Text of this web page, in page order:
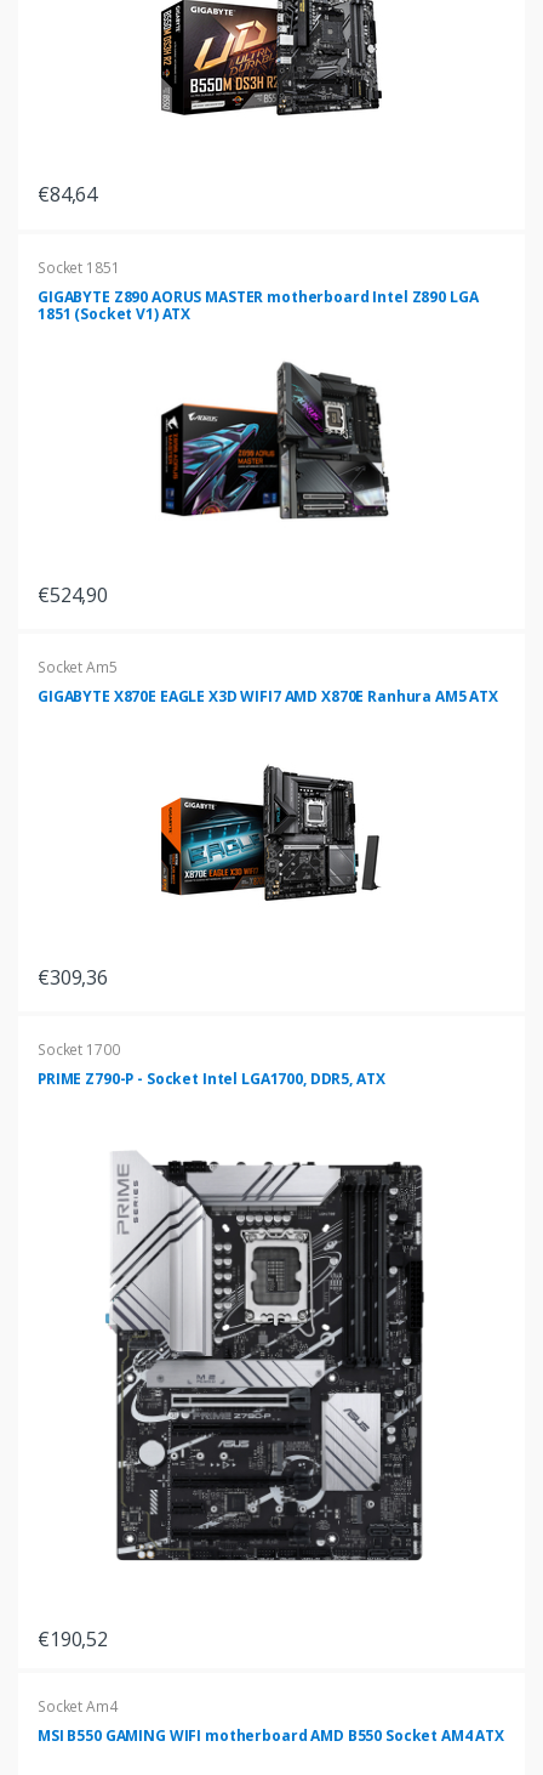
€84,64
Socket 1851
GIGABYTE Z890 AORUS MASTER motherboard Intel Z890 LGA
1851 (Socket V1) ATX
€524,90
Socket Am5
GIGABYTE X870E EAGLE X3D WIFI7 AMD X870E Ranhura AM5 ATX
€309,36
Socket 1700
PRIME Z790-P - Socket Intel LGA1700, DDR5, ATX
€190,52
Socket Am4
MSI B550 GAMING WIFI motherboard AMD B550 Socket AM4 ATX